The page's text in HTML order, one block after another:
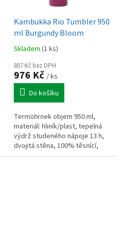
Kambukka Rio Tumbler 950
ml Burgundy Bloom
Skladem (1 ks)
807 Kč bez DPH
976 Kč / ks
Do košíku
Termohrnek objem 950 ml,
materiál: hliník/plast, tepelná
výdrž studeného nápoje 13 h,
dvojitá stěna, 100% těsnící,
100% hermeticky uzavřené, s